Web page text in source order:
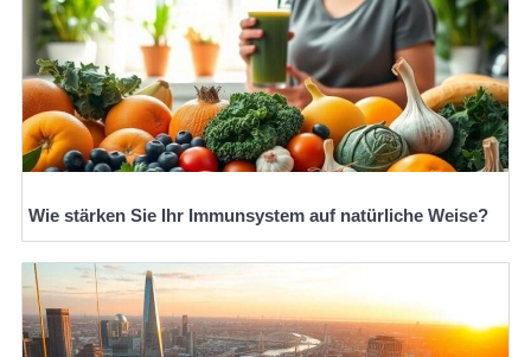
Wie stärken Sie Ihr Immunsystem auf natürliche Weise?